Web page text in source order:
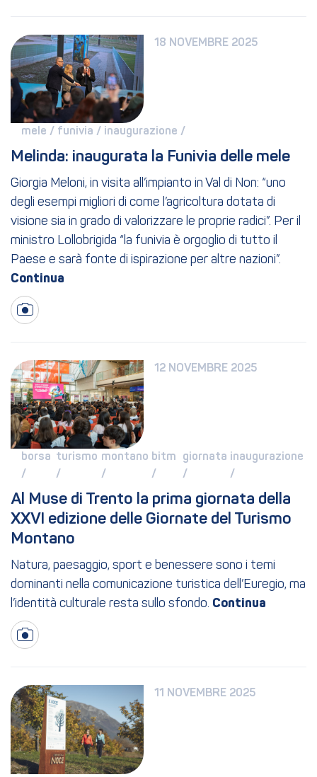
18 NOVEMBRE 2025
mele / funivia / inaugurazione /
Melinda: inaugurata la Funivia delle mele
Giorgia Meloni, in visita all’impianto in Val di Non: “uno
degli esempi migliori di come l’agricoltura dotata di
visione sia in grado di valorizzare le proprie radici”. Per il
ministro Lollobrigida “la funivia è orgoglio di tutto il
Paese e sarà fonte di ispirazione per altre nazioni”.
12 NOVEMBRE 2025
borsa
/
turismo
/
montano
/
bitm
/
giornata
/
inaugurazione
/
Al Muse di Trento la prima giornata della
XXVI edizione delle Giornate del Turismo
Montano
Natura, paesaggio, sport e benessere sono i temi
dominanti nella comunicazione turistica dell’Euregio, ma
l’identità culturale resta sullo sfondo.
11 NOVEMBRE 2025